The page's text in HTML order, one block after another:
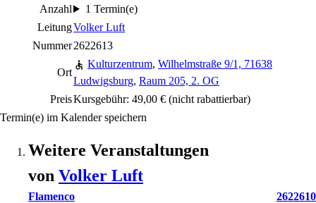
Anzahl
1 Termin(e)
LeitungVolker Luft
Nummer2622613
Ort
Kulturzentrum, Wilhelmstraße 9/1, 71638
Ludwigsburg, Raum 205, 2. OG
PreisKursgebühr: 49,00 € (nicht rabattierbar)
Termin(e) im Kalender speichern
Weitere Veranstaltungen
von Volker Luft
Flamenco
2622610